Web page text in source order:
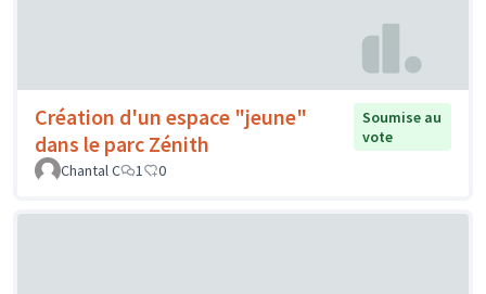
Création d'un espace "jeune"
dans le parc Zénith
Soumise au
vote
Chantal C
1 0